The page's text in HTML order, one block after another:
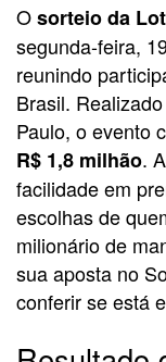
Osorteio da
segunda-feira,
reunindo
Brasil.
Paulo, o evento
R$ 1,8 milhão.
facilidade em
escolhas de
milionário de
sua aposta no
conferir se está